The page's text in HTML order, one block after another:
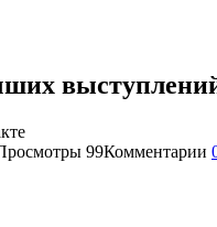
99Комментарии